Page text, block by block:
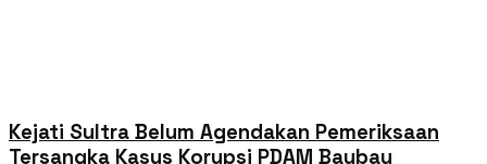
Kejati Sultra Belum Agendakan Pemeriksaan
Tersangka Kasus Korupsi PDAM Baubau